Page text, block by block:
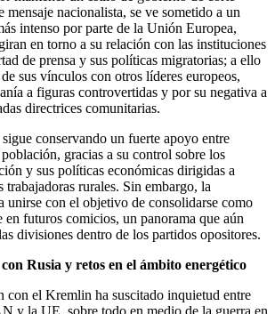
nacionalista, se ve sometido a un
intenso por parte de la Unión Europea,
en torno a su relación con las instituciones
de prensa y sus políticas migratorias; a ello
sus vínculos con otros líderes europeos,
a figuras controvertidas y por su negativa a
directrices comunitarias.
conservando un fuerte apoyo entre
gracias a su control sobre los
y sus políticas económicas dirigidas a
trabajadoras rurales. Sin embargo, la
unirse con el objetivo de consolidarse como
en futuros comicios, un panorama que aún
divisiones dentro de los partidos opositores.
Rusia y retos en el ámbito energético
con el Kremlin ha suscitado inquietud entre
y la UE, sobre todo en medio de la guerra en